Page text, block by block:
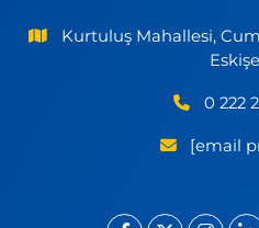
Kurtuluş Mahallesi,
0 222
[email